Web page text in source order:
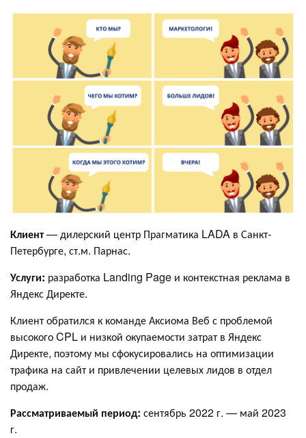
Клиент— дилерский центр Прагматика LADA в Санкт-
Петербурге, ст.м. Парнас.
Услуги: разработка Landing Page и контекстная реклама в
Яндекс Директе.
Клиент обратился к команде Аксиома Веб с проблемой
высокого CPL и низкой окупаемости затрат в Яндекс
Директе, поэтому мы сфокусировались на оптимизации
трафика на сайт и привлечении целевых лидов в отдел
продаж.
Рассматриваемый период: сентябрь 2022 г. — май 2023
г.